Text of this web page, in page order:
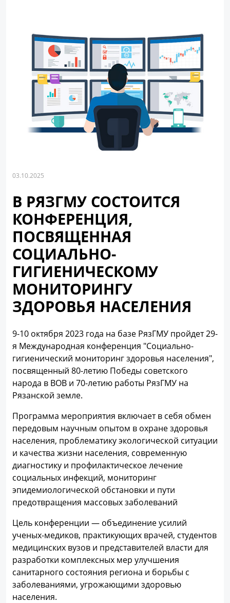
03.10.2025
В РЯЗГМУ СОСТОИТСЯ
КОНФЕРЕНЦИЯ,
ПОСВЯЩЕННАЯ
СОЦИАЛЬНО-
ГИГИЕНИЧЕСКОМУ
МОНИТОРИНГУ
ЗДОРОВЬЯ НАСЕЛЕНИЯ
9-10 октября 2023 года на базе РязГМУ пройдет 29-
я Международная конференция "Социально-
гигиенический мониторинг здоровья населения",
посвященный 80-летию Победы советского
народа в ВОВ и 70-летию работы РязГМУ на
Рязанской земле.
Программа мероприятия включает в себя обмен
передовым научным опытом в охране здоровья
населения, проблематику экологической ситуации
и качества жизни населения, современную
диагностику и профилактическое лечение
социальных инфекций, мониторинг
эпидемиологической обстановки и пути
предотвращения массовых заболеваний
Цель конференции — объединение усилий
ученых-медиков, практикующих врачей, студентов
медицинских вузов и представителей власти для
разработки комплексных мер улучшения
санитарного состояния региона и борьбы с
заболеваниями, угрожающими здоровью
населения.